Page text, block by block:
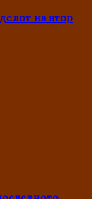
на втор